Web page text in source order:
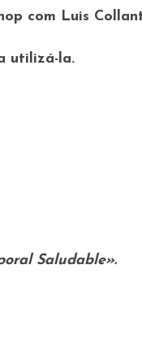
com Luis
utilizá-la.
Saludable».